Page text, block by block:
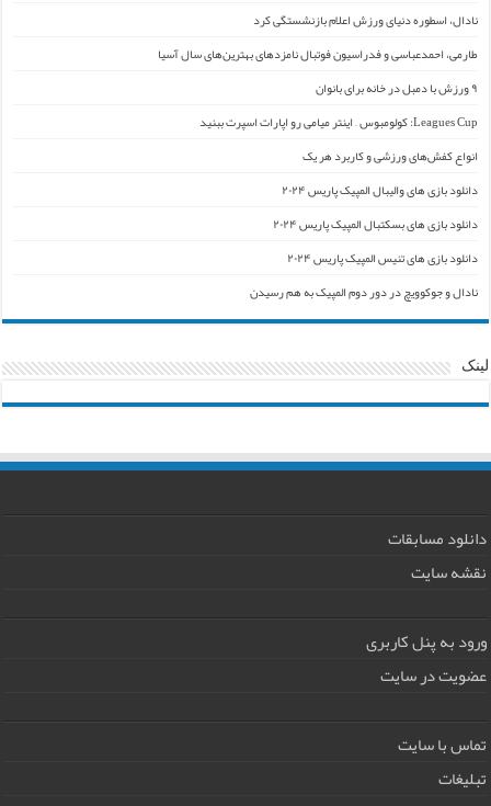
نادال، اسطوره دنیای ورزش اعلام بازنشستگی کرد
طارمی، احمدعباسی و فدراسیون فوتبال نامزدهای بهترین‌های سال آسیا
۹ ورزش با دمبل در خانه برای بانوان
Leagues Cup: کولومبوس – اینتر میامی رو اپارات اسپرت ببنید
انواع کفش‌های ورزشی و کاربرد هر یک
دانلود بازی های والیبال المپیک پاریس ۲۰۲۴
دانلود بازی های بسکتبال المپیک پاریس ۲۰۲۴
دانلود بازی های تنیس المپیک پاریس ۲۰۲۴
نادال و جوکوویچ در دور دوم المپیک به هم رسیدن
لینک
دانلود مسابقات
نقشه سایت
ورود به پنل کاربری
عضویت در سایت
تماس با سایت
تبلیغات